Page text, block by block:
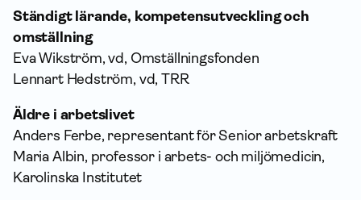
Ständigt lärande, kompetens­utveckling och
omställning
Eva Wikström, vd, Omställningsfonden
Lennart Hedström, vd, TRR
Äldre i arbetslivet
Anders Ferbe, representant för Senior arbetskraft
Maria Albin, professor i arbets- och miljömedicin,
Karolinska Institutet